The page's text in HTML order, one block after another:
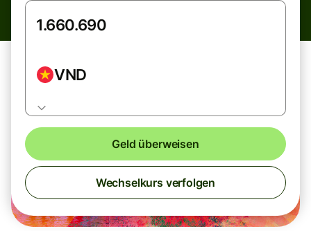
VND
Geld überweisen
Wechselkurs verfolgen